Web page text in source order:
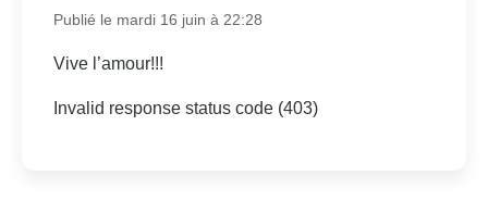
Publié le mardi 16 juin à 22:28
Vive l’amour!!!
Invalid response status code (403)